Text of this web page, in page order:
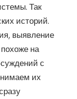
Так
историй.
выявление
на
с
их